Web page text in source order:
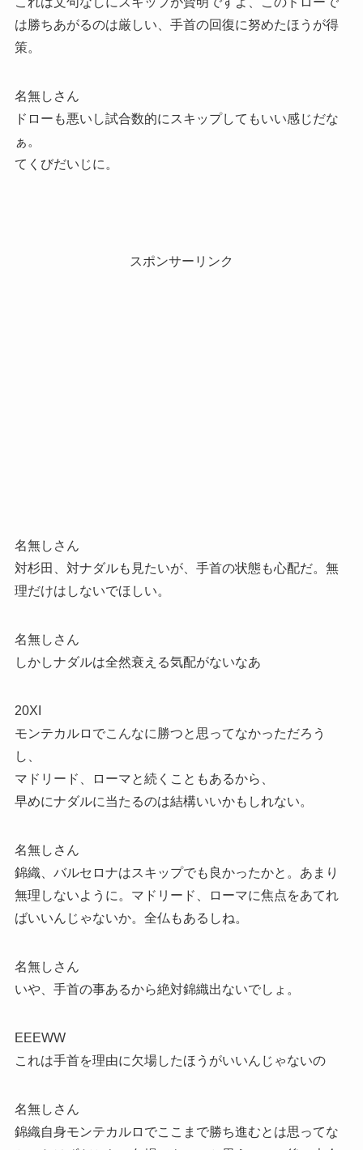
は勝ちあがるのは厳しい、手首の回復に努めたほうが得
策。
名無しさん
ドローも悪いし試合数的にスキップしてもいい感じだな
ぁ。
てくびだいじに。
スポンサーリンク
名無しさん
対杉田、対ナダルも見たいが、手首の状態も心配だ。無
理だけはしないでほしい。
名無しさん
しかしナダルは全然衰える気配がないなあ
20XI
モンテカルロでこんなに勝つと思ってなかっただろう
し、
マドリード、ローマと続くこともあるから、
早めにナダルに当たるのは結構いいかもしれない。
名無しさん
錦織、バルセロナはスキップでも良かったかと。あまり
無理しないように。マドリード、ローマに焦点をあてれ
ばいいんじゃないか。全仏もあるしね。
名無しさん
いや、手首の事あるから絶対錦織出ないでしょ。
EEEWW
これは手首を理由に欠場したほうがいいんじゃないの
名無しさん
錦織自身モンテカルロでここまで勝ち進むとは思ってな